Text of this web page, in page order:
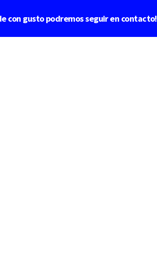
con gusto podremos seguir en contacto!